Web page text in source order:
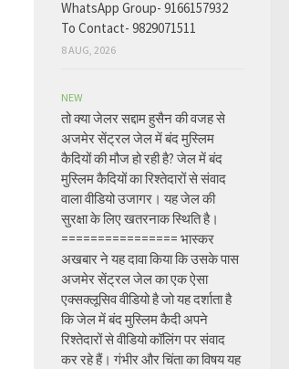
WhatsApp Group- 9166157932
To Contact- 9829071511
8 AUG, 2026
NEW
तो क्या जेलर सद्दाम हुसैन की वजह से
अजमेर सेंट्रल जेल में बंद मुस्लिम
कैदियों की मौज हो रही है? जेल में बंद
मुस्लिम कैदियों का रिश्तेदारों से संवाद
वाला वीडियो उजागर। यह जेल की
सुरक्षा के लिए खतरनाक स्थिति है।
================ भास्कर
अखबार ने यह दावा किया कि उसके पास
अजमेर सेंट्रल जेल का एक ऐसा
एक्सक्लूसिव वीडियो है जो यह दर्शाता है
कि जेल में बंद मुस्लिम कैदी अपने
रिश्तेदारों से वीडियो कॉलिंग पर संवाद
कर रहे हैं। गंभीर और चिंता का विषय यह